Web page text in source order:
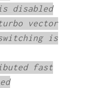
disabled
vector
is
fast